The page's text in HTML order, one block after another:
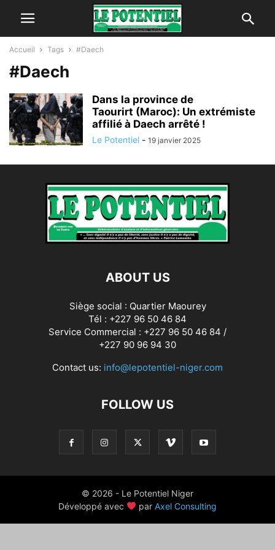
Accueil Tags #Daech
#Daech
Dans la province de
Taourirt (Maroc): Un extrémiste
affilié à Daech arrêté !
Le Potentiel - 19 janvier 2025
ABOUT US
Siège social : Quartier Maourey
Tél : +227 96 50 46 84
Service Commercial : +227 96 50 46 84 /
+227 90 96 94 30
Contact us: info@lepotentiel-niger.com
FOLLOW US
© 2026 - Le Potentiel Niger
Développé avec
par Axel Consulting